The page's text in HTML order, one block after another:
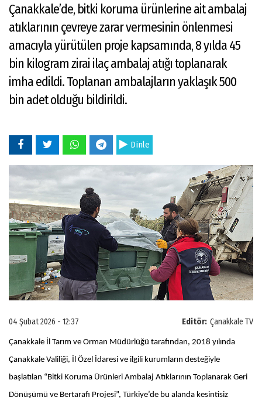
Çanakkale’de, bitki koruma ürünlerine ait ambalaj
atıklarının çevreye zarar vermesinin önlenmesi
amacıyla yürütülen proje kapsamında, 8 yılda 45
bin kilogram zirai ilaç ambalaj atığı toplanarak
imha edildi. Toplanan ambalajların yaklaşık 500
bin adet olduğu bildirildi.
Dinle
Editör: Çanakkale TV
04 Şubat 2026 - 12:37
Çanakkale İl Tarım ve Orman Müdürlüğü tarafından, 2018 yılında
Çanakkale Valiliği, İl Özel İdaresi ve ilgili kurumların desteğiyle
başlatılan “Bitki Koruma Ürünleri Ambalaj Atıklarının Toplanarak Geri
Dönüşümü ve Bertarafı Projesi”, Türkiye’de bu alanda kesintisiz